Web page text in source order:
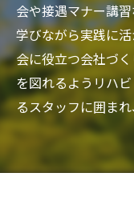
会や接遇マナー講
学びながら実践に
会に役立つ会社づ
を図れるようリハ
るスタッフに囲ま